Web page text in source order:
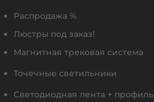
Распродажа %
Люстры под заказ!
Магнитная трековая система
Точечные светильники
Светодиодная лента + профиль